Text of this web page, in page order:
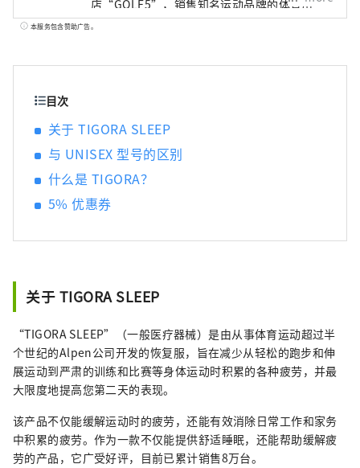
店“GOLF5”，销售知名运动品牌的体育用
品。作为高度时尚的服装和鞋子。我们提供广
本服务包含赞助广告。
目次
关于 TIGORA SLEEP
与 UNISEX 型号的区别
什么是 TIGORA？
5% 优惠券
关于 TIGORA SLEEP
“TIGORA SLEEP”（一般医疗器械）是由从事体育运动超过半
个世纪的Alpen公司开发的恢复服，旨在减少从轻松的跑步和伸
展运动到严肃的训练和比赛等身体运动时积累的各种疲劳，并最
大限度地提高您第二天的表现。
该产品不仅能缓解运动时的疲劳，还能有效消除日常工作和家务
中积累的疲劳。作为一款不仅能提供舒适睡眠，还能帮助缓解疲
劳的产品，它广受好评，目前已累计销售8万台。